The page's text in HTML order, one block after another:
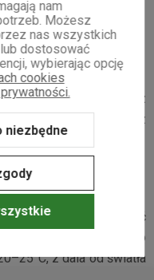
filiżankę Pu Erh z
kakao. To jeden z
jej charakteru.
że potrafi dojrzewać
właściwości, warto
z dala od światła
nam
Możesz
nas wszystkich
dostosować
wybierając opcję
cookies
niezbędne